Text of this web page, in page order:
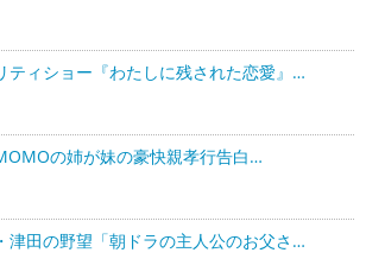
ティショー『わたしに残された恋愛』…
の姉が妹の豪快親孝行告白…
津田の野望「朝ドラの主人公のお父さ…